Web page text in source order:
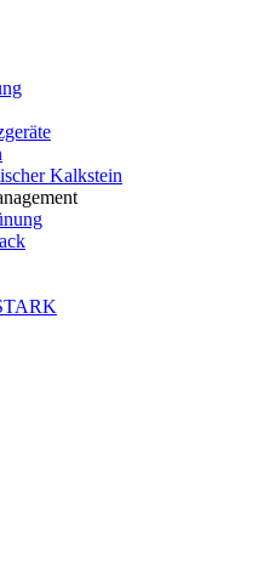
Kalkstein